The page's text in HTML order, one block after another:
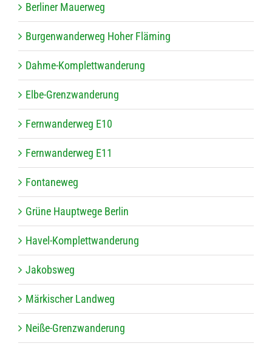
Ber­li­ner Mauerweg
Bur­gen­wan­der­weg Hoher Fläming
Dahme-Kom­plett­wan­de­rung
Elbe-Grenz­wan­de­rung
Fern­wan­der­weg E10
Fern­wan­der­weg E11
Fon­ta­ne­weg
Grüne Haupt­wege Berlin
Havel-Kom­plett­wan­de­rung
Jakobs­weg
Mär­ki­scher Landweg
Neiße-Grenz­wan­de­rung